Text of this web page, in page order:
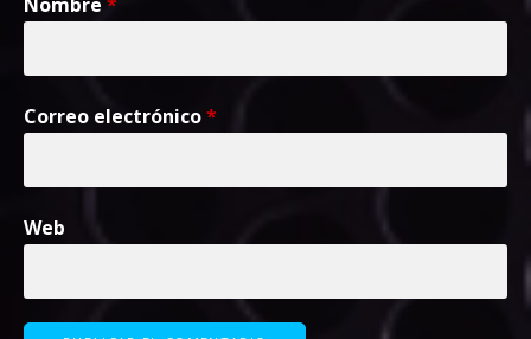
Correo electrónico*
Web